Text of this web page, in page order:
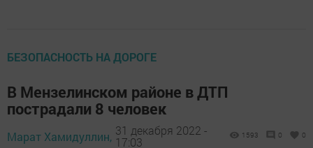
БЕЗОПАСНОСТЬ НА ДОРОГЕ
В Мензелинском районе в ДТП
пострадали 8 человек
Марат Хамидуллин, 31 декабря 2022 -
17:03
1593 0 0